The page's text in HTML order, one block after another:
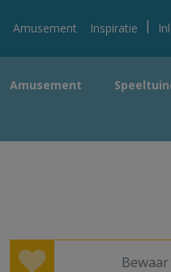
Amusement Inspiratie |
Amusement